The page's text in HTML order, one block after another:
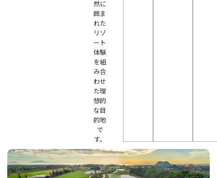
然に
囲ま
れた
リゾ
ート
体験
を組
み合
わせ
た理
想的
な目
的地
で
す。